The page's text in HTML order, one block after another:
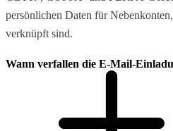
persönlichen Daten für
verknüpft sind.
Wann verfallen die E-Mail-